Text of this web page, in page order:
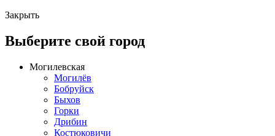
Закрыть
Выберите свой город
Могилевская
Могилёв
Бобруйск
Быхов
Горки
Дрибин
Костюковичи